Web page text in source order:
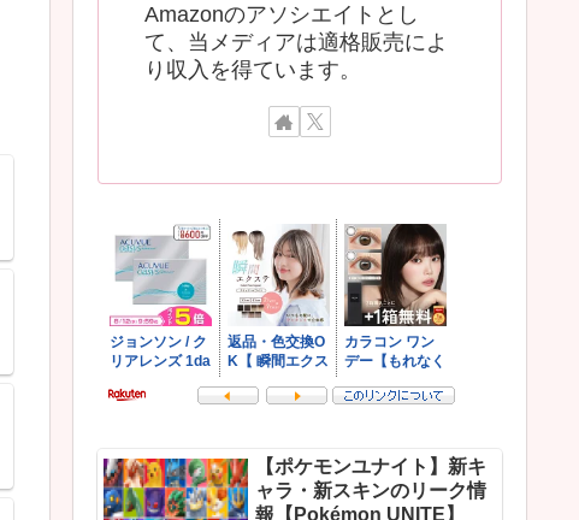
Amazonのアソシエイトとし
て、当メディアは適格販売によ
り収入を得ています。
【ポケモンユナイト】新キ
ャラ・新スキンのリーク情
報【Pokémon UNITE】